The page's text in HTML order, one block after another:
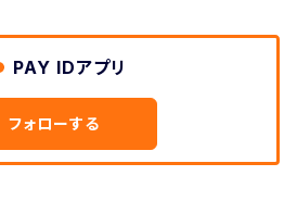
PAY IDアプリ
フォローする